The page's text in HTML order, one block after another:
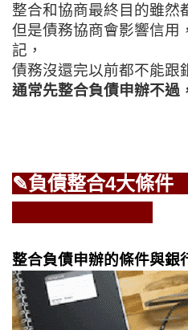
整合和協商最終目的雖然
但是債務協商會影響信用
記，
債務沒還完以前都不能跟
通常先整合負債申辦不過
✎負債整
整合負債申辦的條件與銀